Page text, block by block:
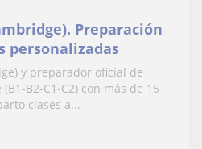
Preparación
personalizadas
y preparador oficial de
B2-C1-C2) con más de 15
clases a...